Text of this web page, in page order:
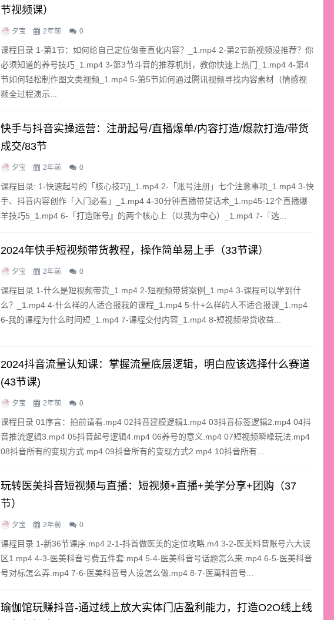
节视频课）
夕宝 2年前 0
课程目录 1-第1节：如何给自己定位做垂直化内容？_1.mp4 2-第2节新视频没推荐？你
必须知道的养号技巧_1.mp4 3-第3节斗音的推荐机制，教你快速上热门_1.mp4 4-第4
节如何轻松制作图文类视频_1.mp4 5-第5节如何通过腾讯视频寻找内容素材（情感视
频全过程演示...
快手与抖音实操运营：注册起号/直播爆单/内容打造/爆款打造/带货
成交/83节
夕宝 2年前 0
课程目录: 1-快速起号的「核心技巧]_1.mp4 2-「账号注册」七个注意事项_1.mp4 3-快
手、抖音内容创作「入门必看」_1.mp4 4-30分钟直播带贷话术_1.mp45-12个直播爆
羊技巧5_1.mp4 6-「打造账号』的两个核心上（以我为中心）_1.mp4 7-『选...
2024年快手短视频带货教程，操作简单易上手（33节课）
夕宝 2年前 0
课程目录 1-什么是短视频带货_1.mp4 2-短视频带贷案例_1.mp4 3-课程可以学到什
么？_1.mp4 4-什么样的人适合报我的课程_1.mp4 5-什+么样的人不适合报课_1.mp4
6-我的课程为什么时间短_1.mp4 7-课程交付内容_1.mp4 8-短视频带贷收益...
2024抖音流量认知课：掌握流量底层逻辑，明白应该选择什么赛道
(43节课)
夕宝 2年前 0
课程目录 01序言：拍前请看.mp4 02抖音建模逻辑1.mp4 03抖音标签逻辑2.mp4 04抖
音推流逻辑3.mp4 05抖音起号逻辑4.mp4 06养号的意义.mp4 07短视频瞬噪玩法.mp4
08抖音所有的变现方式.mp4 09抖音所有的变现方式2.mp4 10抖音所有...
玩转医美抖音短视频与直播：短视频+直播+美学分享+团购（37
节）
夕宝 2年前 0
课程目录 1-新36节课序.mp4 2-1-抖首做医美的定位攻略.m4 3-2-医美料音账号六大误
区1.mp4 4-3-医美科音号费五件套.mp4 5-4-医美科音号话题怎么来.mp4 6-5-医美科音
号对标怎么弄.mp4 7-6-医美科音号人设怎么做.mp4 8-7-医萬科首号...
瑜伽馆玩赚抖音-通过线上放大实体门店盈利能力，打造O2O线上线